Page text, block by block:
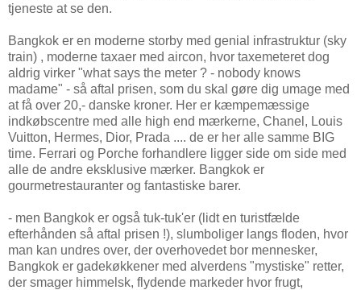
tjeneste at se den.
Bangkok er en moderne storby med genial infrastruktur (sky
train) , moderne taxaer med aircon, hvor taxemeteret dog
aldrig virker "what says the meter ? - nobody knows
madame" - så aftal prisen, som du skal gøre dig umage med
at få over 20,- danske kroner. Her er kæmpemæssige
indkøbscentre med alle high end mærkerne, Chanel, Louis
Vuitton, Hermes, Dior, Prada .... de er her alle samme BIG
time. Ferrari og Porche forhandlere ligger side om side med
alle de andre eksklusive mærker. Bangkok er
gourmetrestauranter og fantastiske barer.
- men Bangkok er også tuk-tuk'er (lidt en turistfælde
efterhånden så aftal prisen !), slumboliger langs floden, hvor
man kan undres over, der overhovedet bor mennesker,
Bangkok er gadekøkkener med alverdens "mystiske" retter,
der smager himmelsk, flydende markeder hvor frugt,